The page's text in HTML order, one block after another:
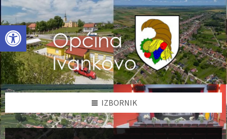
Open toolbar
Skip
to
content
Skip
to
left
sidebar
Skip
to
footer
IZBORNIK